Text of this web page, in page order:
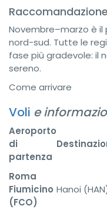
Novembre–marzo è
nord-sud. Tutte le
fase più gradevole: il
sereno.
Come arrivare
Voli e
Aeroporto
di
partenza
Roma
Fiumicino
(FCO)
Hanoi